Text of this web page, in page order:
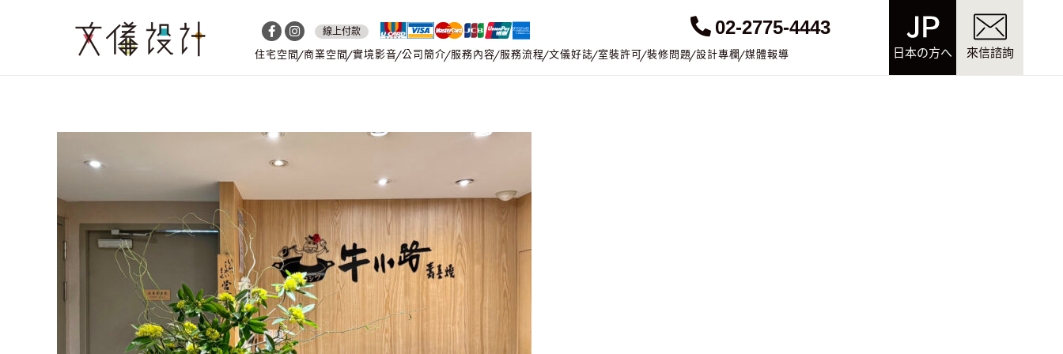
線上付款 02-2775-4443
住宅空間 商業空間 實境影音 公司簡介 服務內容 服務流程 文儀好誌 室裝許可 裝修問題 設計專欄 媒體報導 日本の方へ 來信諮詢